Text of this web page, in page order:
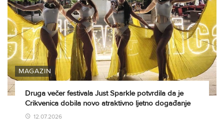
MAGAZIN
Druga večer festivala Just Sparkle potvrdila da je
Crikvenica dobila novo atraktivno ljetno događanje
12.07.2026